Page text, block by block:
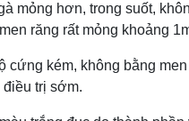
mỏng hơn, trong suốt,
răng rất mỏng khoảng
cứng kém, không bằng
trị sớm.